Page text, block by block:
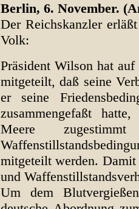
Berlin, 6. November.
Der Reichskanzler
Volk:
Präsident Wilson hat
mitgeteilt, daß seine
er seine
zusammengefaßt
Meere
mitgeteilt werden. Damit
und
Um dem